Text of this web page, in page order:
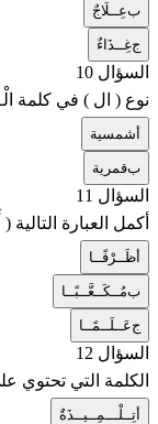
بعِــلَاجٌ
جغِــذَاءٌ
السؤال 10
نوع ( ال ) في كلمة
شمسية
بقمرية
السؤال 11
أكمل العبارة التالية
ظَــرْفًــا
بمُــكَــعَّــبًــا
جعَــلَــمًــا
السؤال 12
الكلمة التي تحتوي
تِــلْـــمِــيــذَةٌ